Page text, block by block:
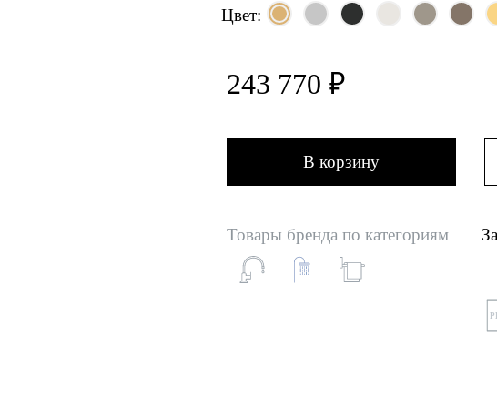
Цвет:
243 770 ₽
В корзину
Товары бренда по категориям